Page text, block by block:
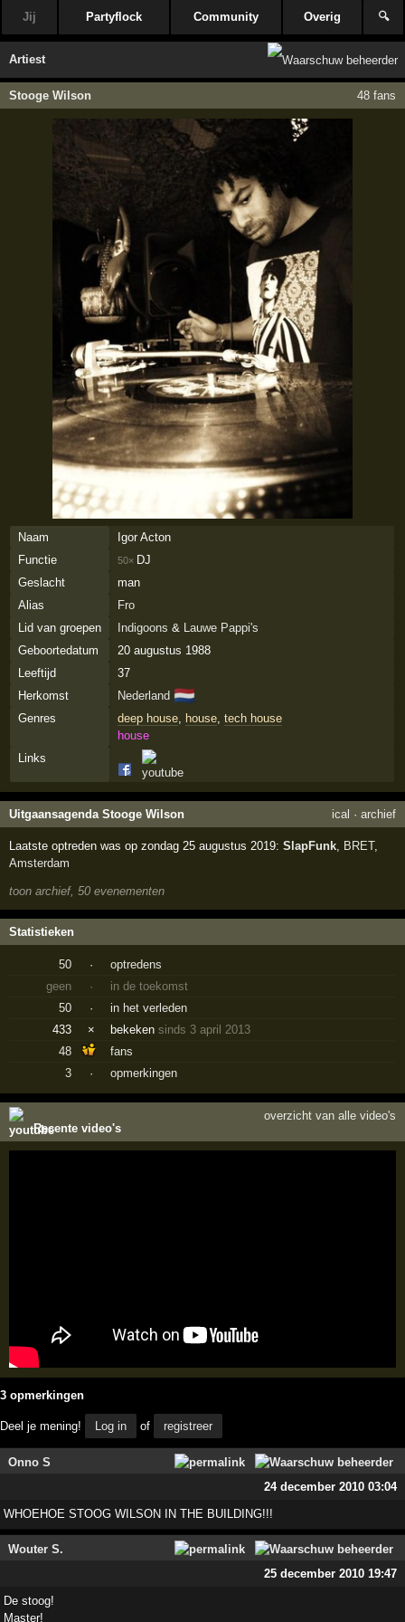
Jij Partyflock Community Overig 🔍
Artiest
Stooge Wilson 48 fans
Naam
Igor Acton
Functie
50× DJ
Geslacht
man
Alias
Fro
Lid van groepen
Indigoons &
Lauwe Pappi's
Geboortedatum
20 augustus 1988
Leeftijd
37
Herkomst
Nederland 🇳🇱
Genres deep house, house, tech house
house
Links
Uitgaansagenda Stooge Wilson ical · archief
Laatste optreden was op zondag 25 augustus 2019:SlapFunk BRET,
Amsterdam
toon archief, 50 evenementen
Statistieken
50 ·
optredens
geen
·
in de toekomst
50
·
in het verleden
433
× bekekensinds 3 april 2013
48
fans
3
· opmerkingen
Recente video's
overzicht van alle video's
3 opmerkingen
Deel je mening! Log in of registreer
Onno S
24 december 2010 03:04
WHOEHOE STOOG WILSON IN THE BUILDING!!!
Wouter S.
25 december 2010 19:47
De stoog!
Master!